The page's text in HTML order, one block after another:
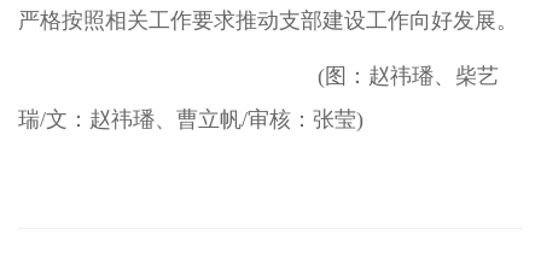
严格按照相关工作要求推动支部建设工作向好发展。
(图：赵祎璠、柴艺
瑞/文：赵祎璠、曹立帆/审核：张莹)